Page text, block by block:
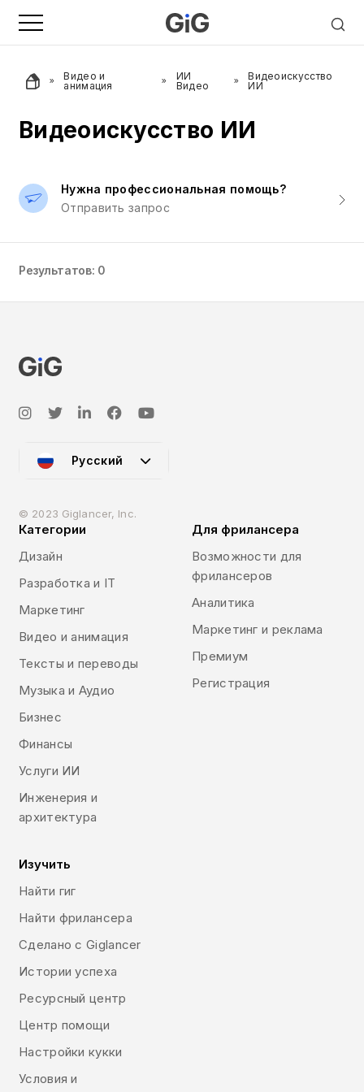
Видео и
анимация
ИИ
Видео
Видеоискусство
ИИ
Видеоискусство ИИ
Нужна профессиональная помощь?
Отправить запрос
Результатов: 0
Русский
© 2023 Giglancer, Inc.
Категории
Дизайн
Разработка и IT
Маркетинг
Видео и анимация
Тексты и переводы
Музыка и Аудио
Бизнес
Финансы
Услуги ИИ
Инженерия и
архитектура
Для фрилансера
Возможности для
фрилансеров
Аналитика
Маркетинг и реклама
Премиум
Регистрация
Изучить
Найти гиг
Найти фрилансера
Сделано с Giglancer
Истории успеха
Ресурсный центр
Центр помощи
Настройки кукки
Условия и